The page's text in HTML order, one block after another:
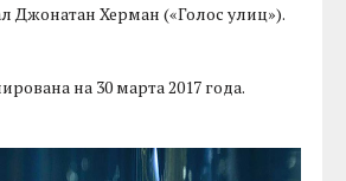
Джонатан Херман («Голос улиц»).
на 30 марта 2017 года.